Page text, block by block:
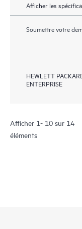
Afficher les
Soumettre votre
HEWLETT
ENTERPRISE
Afficher 1- 10 sur 14
éléments